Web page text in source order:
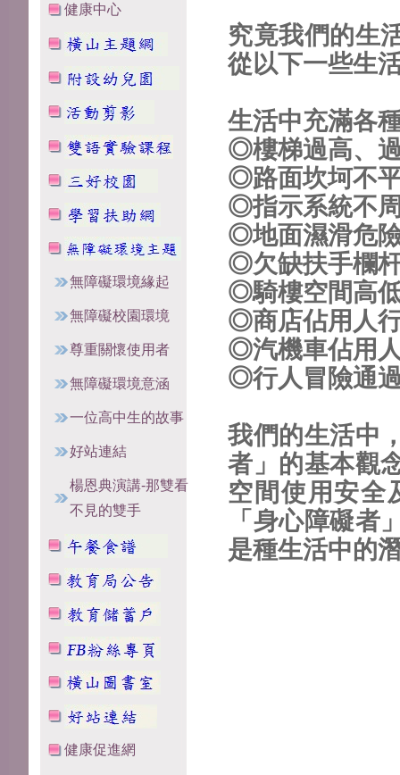
健康中心
無障礙環境緣起
無障礙校園環境
尊重關懷使用者
無障礙環境意涵
一位高中生的故事
好站連結
楊恩典演講-那雙看
不見的雙手
健康促進網
究竟我們的生
從以下一些生
生活中充滿各
◎樓梯過高、
◎路面坎坷不
◎指示系統不
◎地面濕滑危
◎欠缺扶手欄
◎騎樓空間高
◎商店佔用人
◎汽機車佔用
◎行人冒險通
我們的生活中
者」的基本觀
空間使用安全
「身心障礙者
是種生活中的